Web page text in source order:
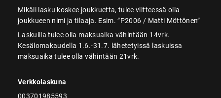
Mikäli lasku koskee joukkuetta, tulee viitteessä olla
joukkueen nimi ja tilaaja. Esim. ”P2006 / Matti Möttönen”
Laskuilla tulee olla maksuaika vähintään 14vrk.
Kesälomakaudella 1.6.-31.7. lähetetyissä laskuissa
maksuaika tulee olla vähintään 21vrk.
Verkkolaskuna
003701985593